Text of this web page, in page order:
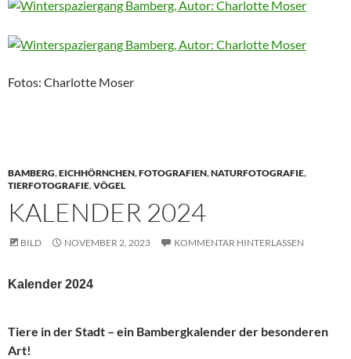
Fotos: Charlotte Moser
BAMBERG,EICHHÖRNCHEN,FOTOGRAFIEN,NATURFOTOGRAFIE,
TIERFOTOGRAFIE,VÖGEL
KALENDER 2024
BILD NOVEMBER 2, 2023 KOMMENTAR HINTERLASSEN
Kalender 2024
Tiere in der Stadt – ein Bambergkalender der besonderen
Art!